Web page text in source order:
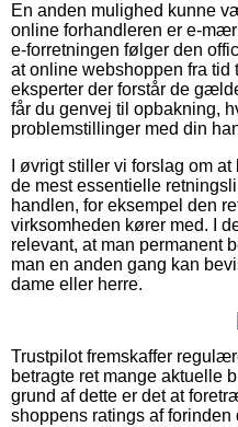
En anden mulighed kunne
online forhandleren er e-
e-forretningen følger den
at online webshoppen fra tid
eksperter der forstår de
får du genvej til opbakning,
problemstillinger med din
I øvrigt stiller vi forslag om
de mest essentielle
handlen, for eksempel den
virksomheden kører med. I
relevant, at man permanent
man en anden gang kan
dame eller herre.
Trustpilot fremskaffer
betragte ret mange aktuelle
grund af dette er det at
shoppens ratings af